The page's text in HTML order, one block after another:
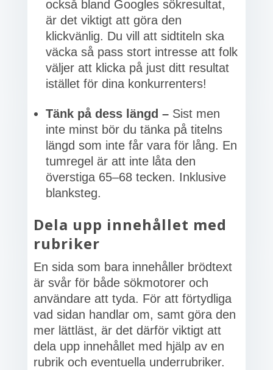
också bland Googles sökresultat,
är det viktigt att göra den
klickvänlig. Du vill att sidtiteln ska
väcka så pass stort intresse att folk
väljer att klicka på just ditt resultat
istället för dina konkurrenters!
Tänk på dess längd – Sist men
inte minst bör du tänka på titelns
längd som inte får vara för lång. En
tumregel är att inte låta den
överstiga 65–68 tecken. Inklusive
blanksteg.
Dela upp innehållet med
rubriker
En sida som bara innehåller brödtext
är svår för både sökmotorer och
användare att tyda. För att förtydliga
vad sidan handlar om, samt göra den
mer lättläst, är det därför viktigt att
dela upp innehållet med hjälp av en
rubrik och eventuella underrubriker.